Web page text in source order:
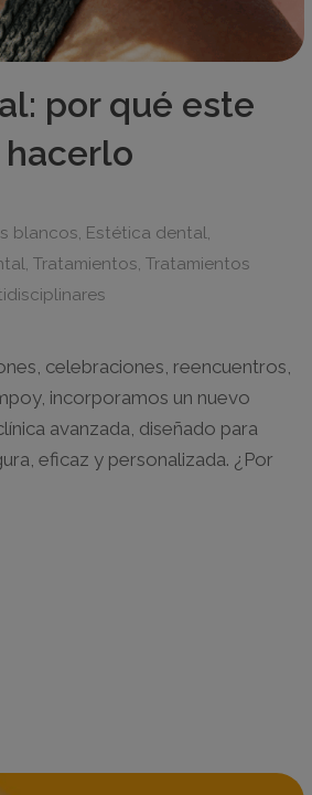
por qué este
blancos, Estética dental,
, Tratamientos, Tratamientos
celebraciones, reencuentros,
incorporamos un nuevo
avanzada, diseñado para
eficaz y personalizada. ¿Por